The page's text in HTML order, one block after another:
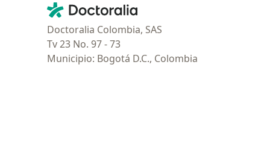
Contacto
Doctoralia - Página de inicio
Doctoralia Colombia, SAS
Tv 23 No. 97 - 73
Municipio: Bogotá D.C., Colombia